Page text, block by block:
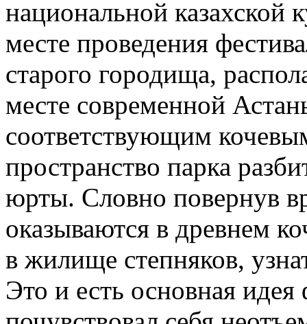
национальной казахской
месте проведения
старого городища,
месте современной
соответствующим
пространство парка
юрты. Словно повернув
оказываются в древнем
в жилище степняков,
Это и есть основная